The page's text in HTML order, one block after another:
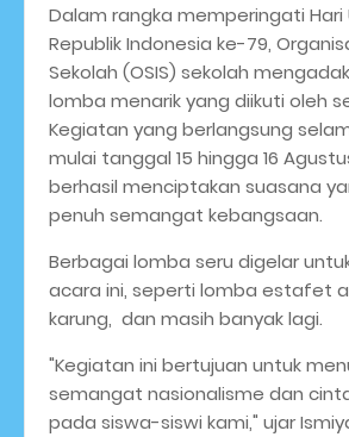
Dalam rangka memperingati Hari
Republik Indonesia ke-79,
Sekolah (OSIS) sekolah
lomba menarik yang diikuti oleh
Kegiatan yang berlangsung
mulai tanggal 15 hingga 16
berhasil menciptakan suasana
penuh semangat kebangsaan.
Berbagai lomba seru digelar
acara ini, seperti lomba estafet
karung, dan masih banyak lagi.
"Kegiatan ini bertujuan untuk
semangat nasionalisme dan
pada siswa-siswi kami," ujar